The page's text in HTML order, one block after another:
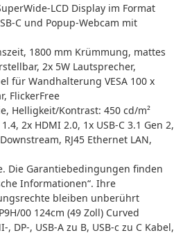
LCD Display im Format
C und Popup-Webcam mit
1800 mm Krümmung, mattes
2x 5W Lautsprecher,
für Wandhalterung VESA 100 x
FlickerFree
Helligkeit/Kontrast: 450 cd/m²
2x HDMI 2.0, 1x USB-C 3.1 Gen 2,
RJ45 Ethernet LAN,
Die Garantiebedingungen finden
Informationen“. Ihre
bleiben unberührt
00 124cm (49 Zoll) Curved
DP-, USB-A zu B, USB-c zu C Kabel,